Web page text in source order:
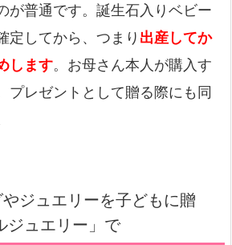
が普通です。誕生石入りベビー
定してから、つまり 出産してか
します。お母さん本人が購入す
プレゼントとして贈る際にも同
ジュエリーを子どもに贈
ジュエリー」で